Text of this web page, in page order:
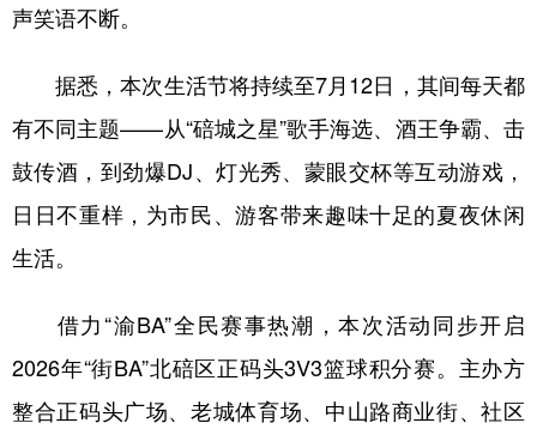
声笑语不断。
据悉，本次生活节将持续至7月12日，其间每天都
有不同主题——从“碚城之星”歌手海选、酒王争霸、击
鼓传酒，到劲爆DJ、灯光秀、蒙眼交杯等互动游戏，
日日不重样，为市民、游客带来趣味十足的夏夜休闲
生活。
借力“渝BA”全民赛事热潮，本次活动同步开启
2026年“街BA”北碚区正码头3V3篮球积分赛。主办方
整合正码头广场、老城体育场、中山路商业街、社区